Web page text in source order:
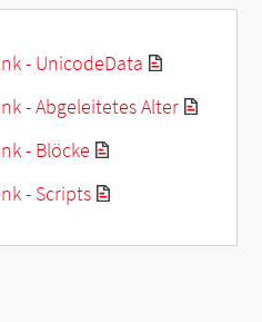
- UnicodeData
- Abgeleitetes Alter
- Blöcke
- Scripts